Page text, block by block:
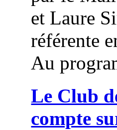
et Laure
référente
Au
Le Club
compte